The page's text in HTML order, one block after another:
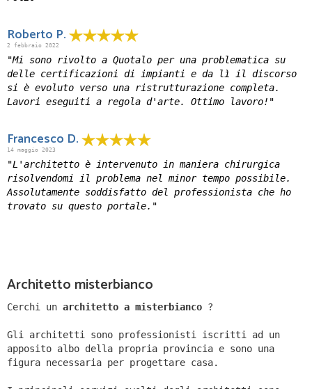
Roberto P.
2 febbraio 2022
"Mi sono rivolto a Quotalo per una problematica su
delle certificazioni di impianti e da lì il discorso
si è evoluto verso una ristrutturazione completa.
Lavori eseguiti a regola d'arte. Ottimo lavoro!"
Francesco D.
14 maggio 2023
"L'architetto è intervenuto in maniera chirurgica
risolvendomi il problema nel minor tempo possibile.
Assolutamente soddisfatto del professionista che ho
trovato su questo portale."
Architetto misterbianco
Cerchi un architetto a misterbianco ?
Gli architetti sono professionisti iscritti ad un
apposito albo della propria provincia e sono una
figura necessaria per progettare casa.